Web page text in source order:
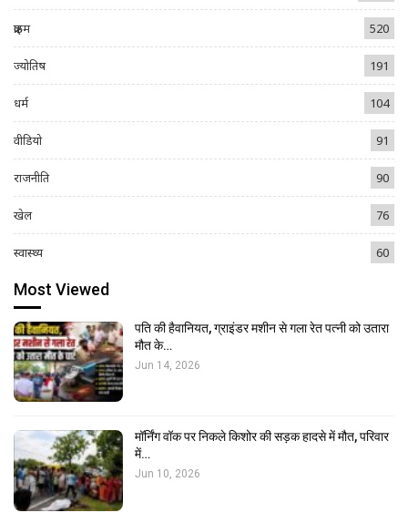
क्राइम 520
ज्योतिष 191
धर्म 104
वीडियो 91
राजनीति 90
खेल 76
स्वास्थ्य 60
Most Viewed
पति की हैवानियत, ग्राइंडर मशीन से गला रेत पत्नी को उतारा
मौत के…
Jun 14, 2026
मॉर्निंग वॉक पर निकले किशोर की सड़क हादसे में मौत, परिवार
में…
Jun 10, 2026